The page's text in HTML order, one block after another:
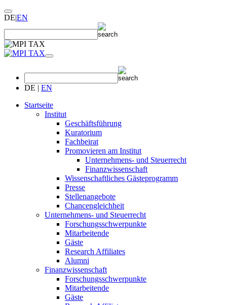
DE|EN
DE | EN
Startseite
Institut
Geschäftsführung
Kuratorium
Fachbeirat
Promovieren am Institut
Unternehmens- und Steuerrecht
Finanzwissenschaft
Wissenschaftliches Gästeprogramm
Presse
Stellenangebote
Chancengleichheit
Unternehmens- und Steuerrecht
Forschungsschwerpunkte
Mitarbeitende
Gäste
Research Affiliates
Alumni
Finanzwissenschaft
Forschungsschwerpunkte
Mitarbeitende
Gäste